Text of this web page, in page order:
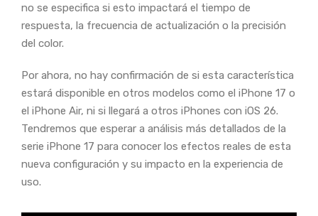
no se especifica si esto impactará el tiempo de
respuesta, la frecuencia de actualización o la precisión
del color.
Por ahora, no hay confirmación de si esta característica
estará disponible en otros modelos como el iPhone 17 o
el iPhone Air, ni si llegará a otros iPhones con iOS 26.
Tendremos que esperar a análisis más detallados de la
serie iPhone 17 para conocer los efectos reales de esta
nueva configuración y su impacto en la experiencia de
uso.